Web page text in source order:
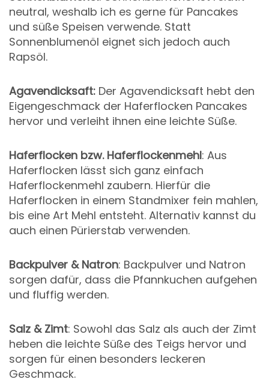
neutral, weshalb ich es gerne für Pancakes
und süße Speisen verwende. Statt
Sonnenblumenöl eignet sich jedoch auch
Rapsöl.
Agavendicksaft: Der Agavendicksaft hebt den
Eigengeschmack der Haferflocken Pancakes
hervor und verleiht ihnen eine leichte Süße.
Haferflocken bzw. Haferflockenmehl: Aus
Haferflocken lässt sich ganz einfach
Haferflockenmehl zaubern. Hierfür die
Haferflocken in einem Standmixer fein mahlen,
bis eine Art Mehl entsteht. Alternativ kannst du
auch einen Pürierstab verwenden.
Backpulver & Natron: Backpulver und Natron
sorgen dafür, dass die Pfannkuchen aufgehen
und fluffig werden.
Salz & Zimt: Sowohl das Salz als auch der Zimt
heben die leichte Süße des Teigs hervor und
sorgen für einen besonders leckeren
Geschmack.